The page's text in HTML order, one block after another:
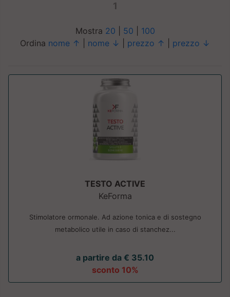
1
Mostra 20 50
100
Ordina nome ↑ nome ↓ prezzo ↑ prezzo ↓
TESTO ACTIVE
KeForma
Stimolatore ormonale. Ad azione tonica e di sostegno
metabolico utile in caso di stanchez...
a partire da € 35.10
sconto 10%